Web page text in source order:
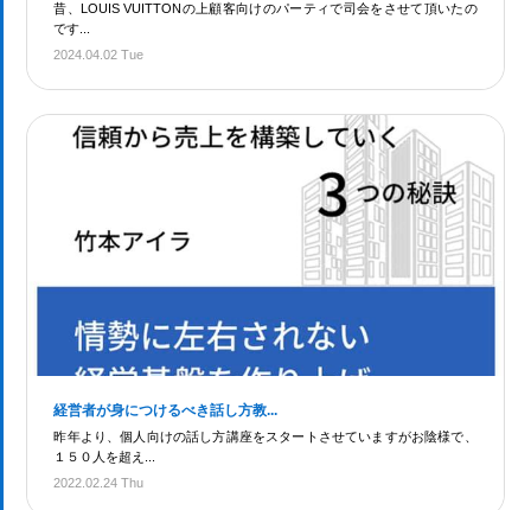
昔、LOUIS VUITTONの上顧客向けのパーティで司会をさせて頂いたの
です...
2024.04.02 Tue
経営者が身につけるべき話し方教...
昨年より、個人向けの話し方講座をスタートさせていますがお陰様で、
１５０人を超え...
2022.02.24 Thu